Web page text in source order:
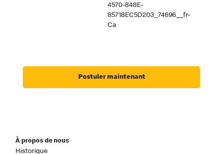
4570-848E-
85718EC5D203_74696__fr-
Ca
Postuler maintenant
À propos de nous
Historique